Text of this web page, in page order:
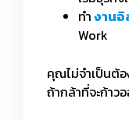
ทำงานอิ
Work
คุณไม่จำเป็นต้
ถ้ากล้าที่จะก้าว